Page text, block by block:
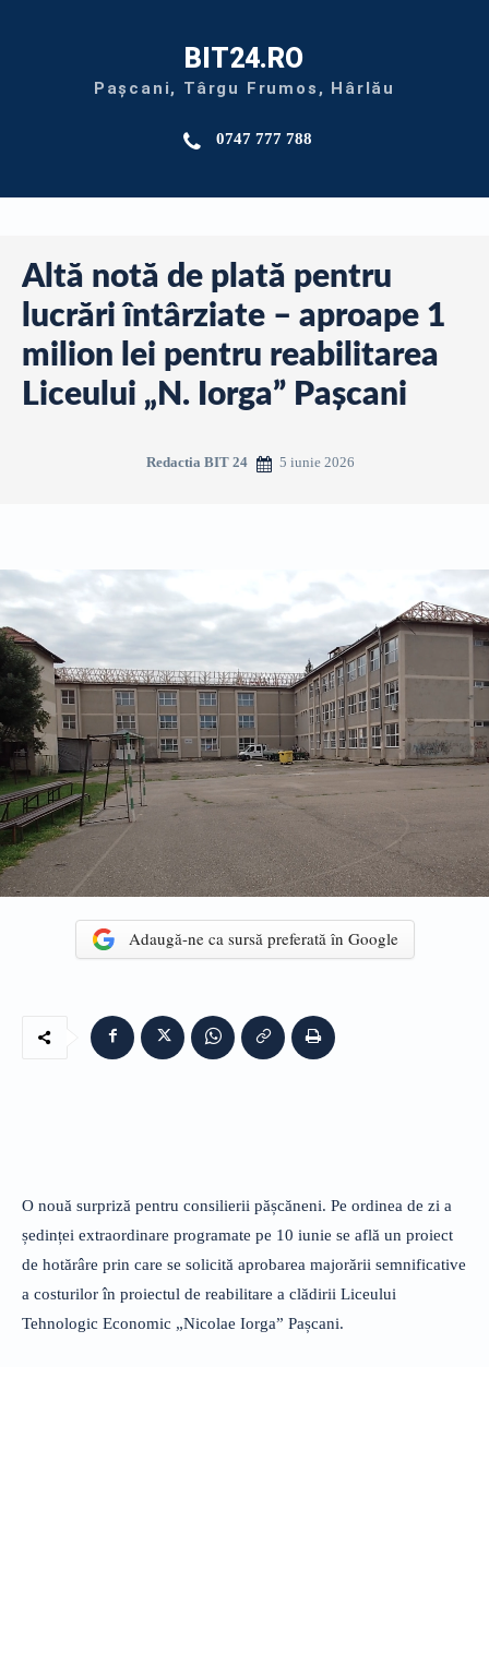
BIT24.RO
Pașcani, Târgu Frumos, Hârlău
0747 777 788
Altă notă de plată pentru
lucrări întârziate – aproape 1
milion lei pentru reabilitarea
Liceului „N. Iorga” Pașcani
Redactia BIT 24 5 iunie 2026
Adaugă-ne ca sursă preferată în Google
O nouă surpriză pentru consilierii pășcăneni. Pe ordinea de zi a
ședinței extraordinare programate pe 10 iunie se află un proiect
de hotărâre prin care se solicită aprobarea majorării semnificative
a costurilor în proiectul de reabilitare a clădirii Liceului
Tehnologic Economic „Nicolae Iorga” Pașcani.